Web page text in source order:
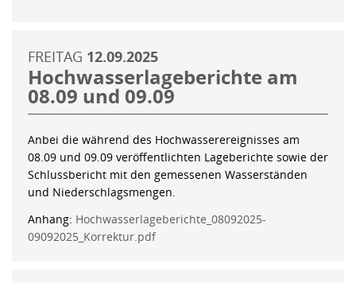
FREITAG 12.09.2025
Hochwasserlageberichte am
08.09 und 09.09
Anbei die während des Hochwasserereignisses am
08.09 und 09.09 veröffentlichten Lageberichte sowie der
Schlussbericht mit den gemessenen Wasserständen
und Niederschlagsmengen.
Anhang: Hochwasserlageberichte_08092025-
09092025_Korrektur.pdf